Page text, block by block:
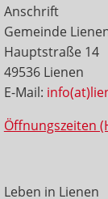
Anschrift
Gemeinde
Hauptstraße 14
49536 Lienen
E-Mail:
Öffnungszeiten
Leben in Lienen